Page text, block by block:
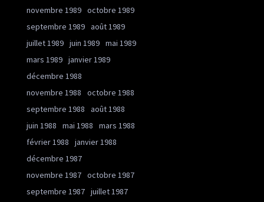
novembre 1989 octobre 1989
septembre 1989 août 1989
juillet 1989 juin 1989 mai 1989
mars 1989 janvier 1989
décembre 1988
novembre 1988
octobre 1988
septembre 1988
août 1988
juin 1988
mai 1988
mars 1988
février 1988
janvier 1988
décembre 1987
novembre 1987 octobre 1987
septembre 1987 juillet 1987